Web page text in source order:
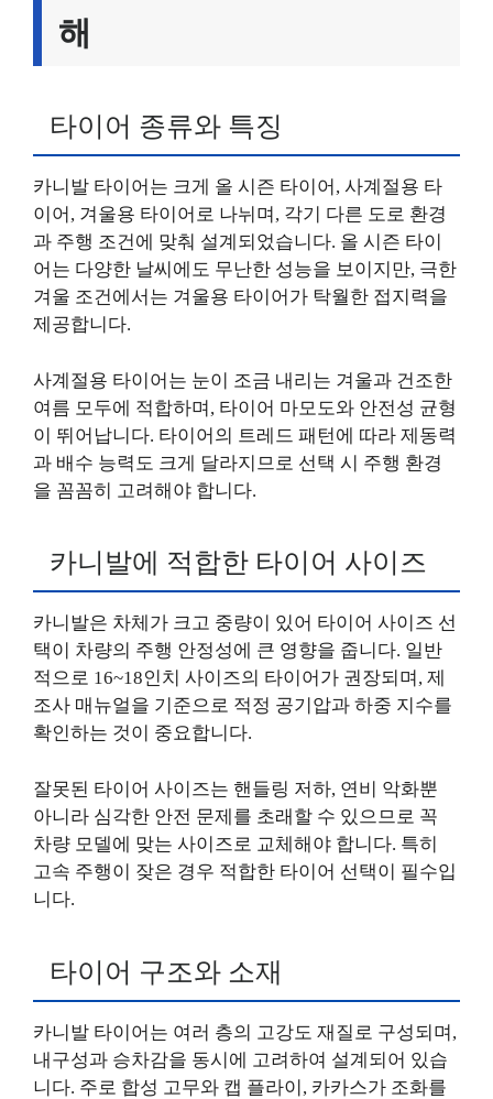
해
타이어 종류와 특징
카니발 타이어는 크게 올 시즌 타이어, 사계절용 타
이어, 겨울용 타이어로 나뉘며, 각기 다른 도로 환경
과 주행 조건에 맞춰 설계되었습니다. 올 시즌 타이
어는 다양한 날씨에도 무난한 성능을 보이지만, 극한
겨울 조건에서는 겨울용 타이어가 탁월한 접지력을
제공합니다.
사계절용 타이어는 눈이 조금 내리는 겨울과 건조한
여름 모두에 적합하며, 타이어 마모도와 안전성 균형
이 뛰어납니다. 타이어의 트레드 패턴에 따라 제동력
과 배수 능력도 크게 달라지므로 선택 시 주행 환경
을 꼼꼼히 고려해야 합니다.
카니발에 적합한 타이어 사이즈
카니발은 차체가 크고 중량이 있어 타이어 사이즈 선
택이 차량의 주행 안정성에 큰 영향을 줍니다. 일반
적으로 16~18인치 사이즈의 타이어가 권장되며, 제
조사 매뉴얼을 기준으로 적정 공기압과 하중 지수를
확인하는 것이 중요합니다.
잘못된 타이어 사이즈는 핸들링 저하, 연비 악화뿐
아니라 심각한 안전 문제를 초래할 수 있으므로 꼭
차량 모델에 맞는 사이즈로 교체해야 합니다. 특히
고속 주행이 잦은 경우 적합한 타이어 선택이 필수입
니다.
타이어 구조와 소재
카니발 타이어는 여러 층의 고강도 재질로 구성되며,
내구성과 승차감을 동시에 고려하여 설계되어 있습
니다. 주로 합성 고무와 캡 플라이, 카카스가 조화를